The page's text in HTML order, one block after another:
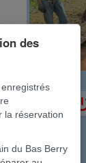
?
des
la réservation
du Bas Berry